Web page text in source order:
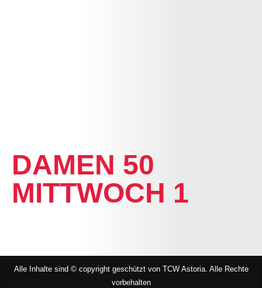
DAMEN 50
MITTWOCH 1
Alle Inhalte sind © copyright geschützt von TCW Astoria. Alle Rechte
vorbehalten